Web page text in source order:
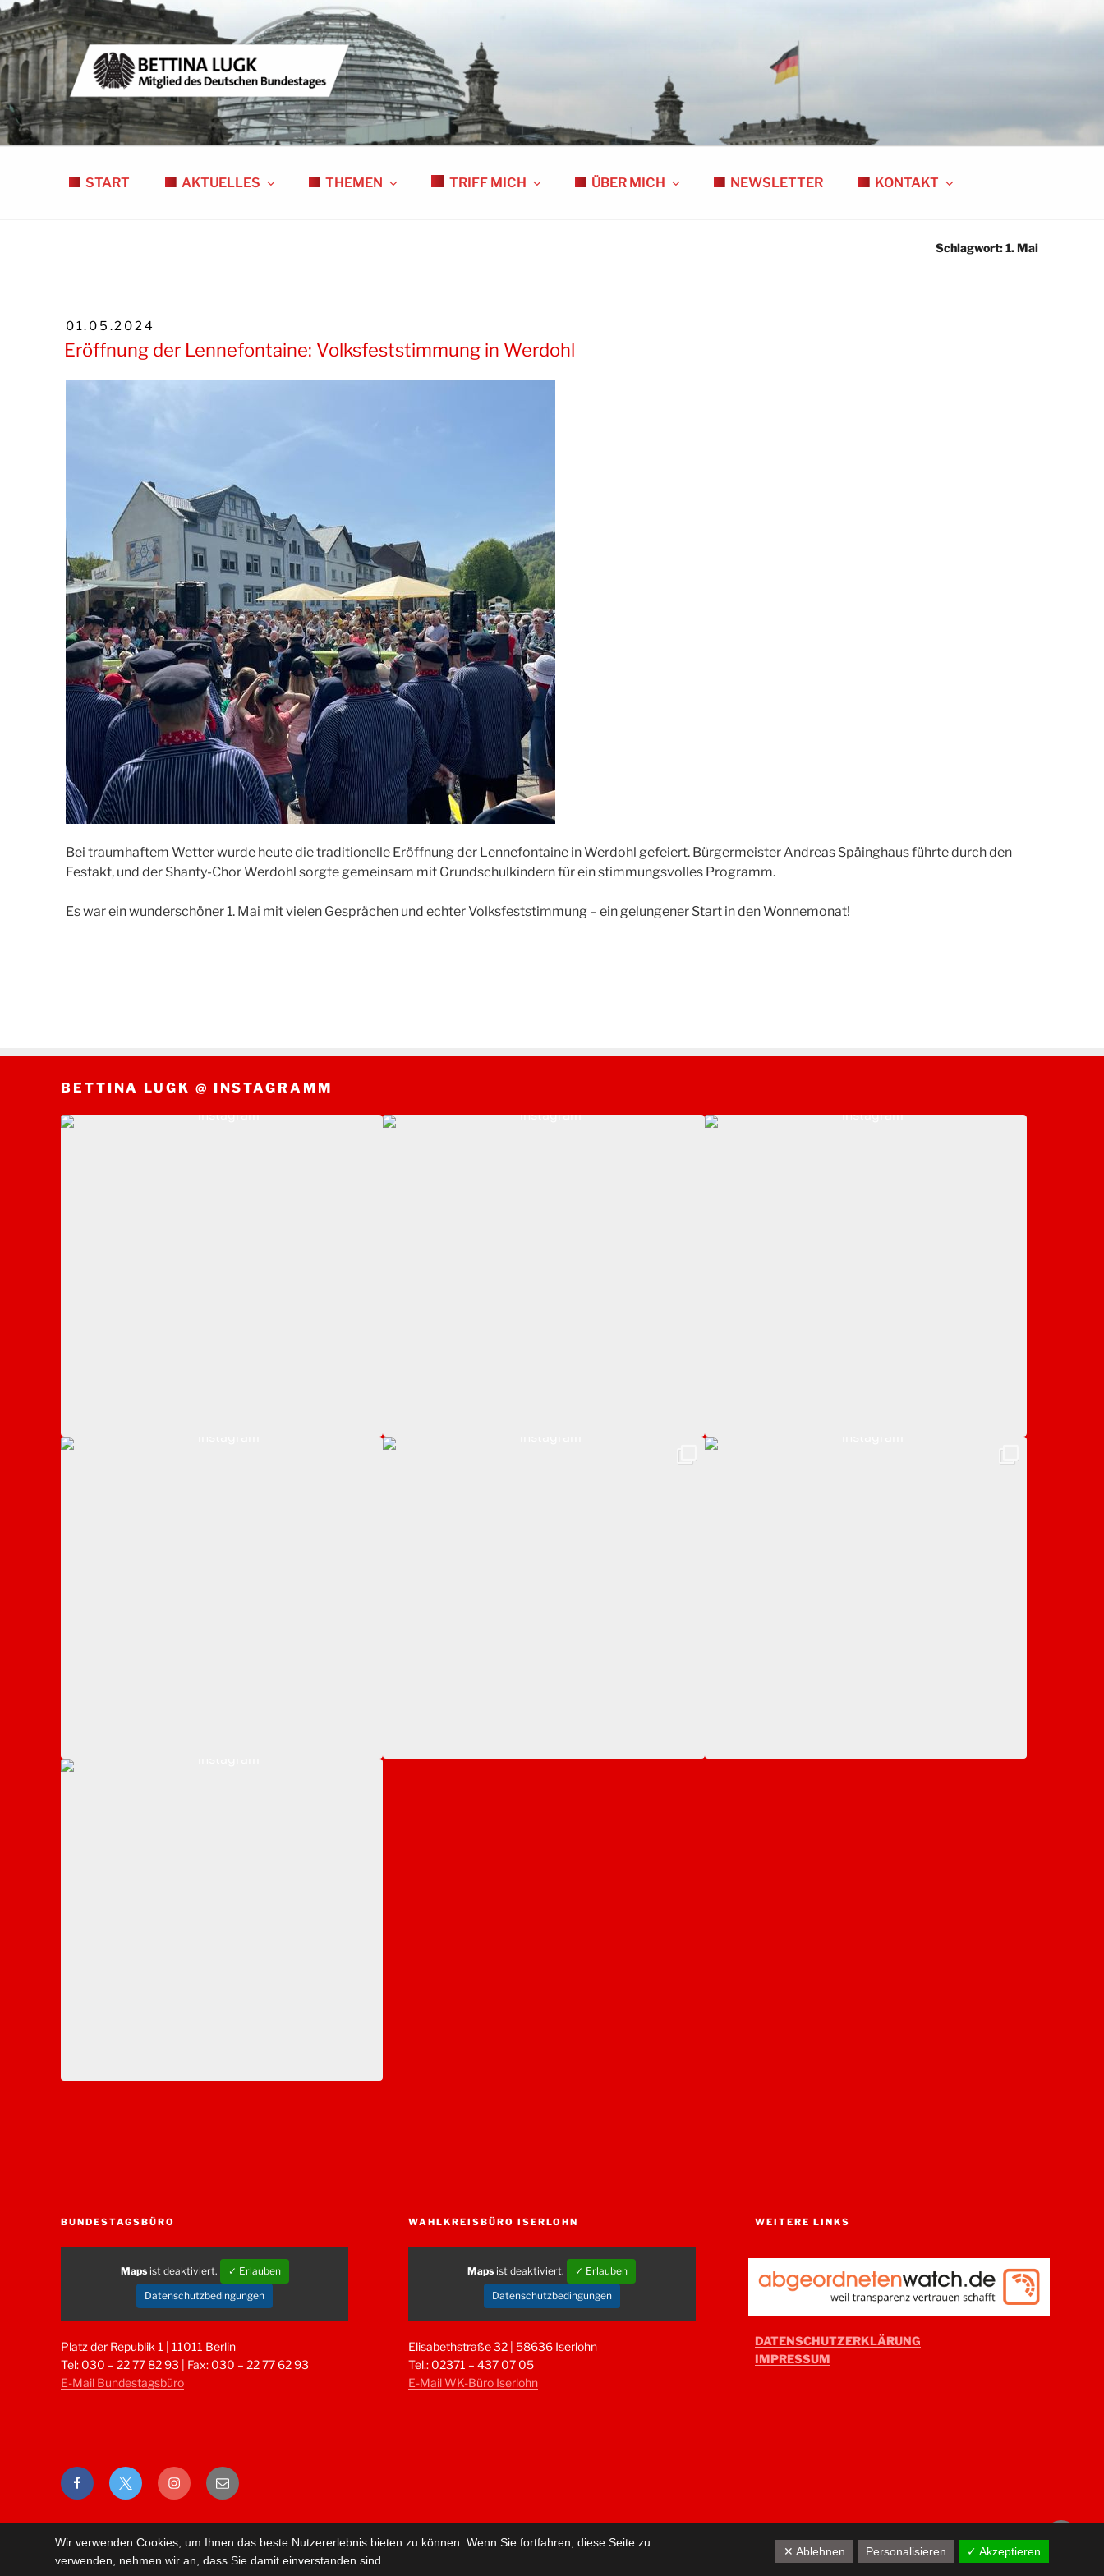
Zum
Inhalt
springen
BETTINA LUGK
MITGLIED DES DEUTSCHEN BUNDESTAGES
START AKTUELLES THEMEN TRIFF MICH ÜBER MICH NEWSLETTER KONTAKT
Schlagwort:1. Mai
VERÖFFENTLICHT
AM
01.05.2024
Eröffnung der Lennefontaine: Volksfeststimmung in Werdohl
Bei traumhaftem Wetter wurde heute die traditionelle Eröffnung der Lennefontaine in Werdohl gefeiert. Bürgermeister Andreas Späinghaus führte durch den
Festakt, und der Shanty-Chor Werdohl sorgte gemeinsam mit Grundschulkindern für ein stimmungsvolles Programm.
Es war ein wunderschöner 1. Mai mit vielen Gesprächen und echter Volksfeststimmung – ein gelungener Start in den Wonnemonat!
BETTINA LUGK @ INSTAGRAMM
BUNDESTAGSBÜRO
Mapsist deaktiviert.
✓ Erlauben
Datenschutzbedingungen
Platz der Republik 1 | 11011 Berlin
Tel: 030 – 22 77 82 93 | Fax: 030 – 22 77 62 93
E-Mail Bundestagsbüro
WAHLKREISBÜRO ISERLOHN
Maps ist deaktiviert.
✓ Erlauben
Datenschutzbedingungen
Elisabethstraße 32 | 58636 Iserlohn
Tel.: 02371 – 437 07 05
E-Mail WK-Büro Iserlohn
WEITERE LINKS
DATENSCHUTZERKLÄRUNG
IMPRESSUM
FacebookTwitter Instagram
E-
Mail
Wir verwenden Cookies, um Ihnen das beste Nutzererlebnis bieten zu können. Wenn Sie fortfahren, diese Seite zu
verwenden, nehmen wir an, dass Sie damit einverstanden sind.
✓ Akzeptieren
Personalisieren
✕ Ablehnen